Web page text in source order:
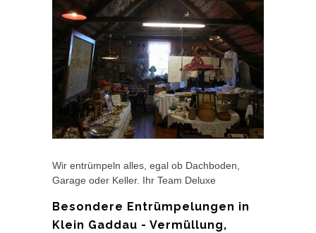
Wir entrümpeln alles, egal ob Dachboden,
Garage oder Keller. Ihr Team Deluxe
Besondere Entrümpelungen in
Klein Gaddau - Vermüllung,